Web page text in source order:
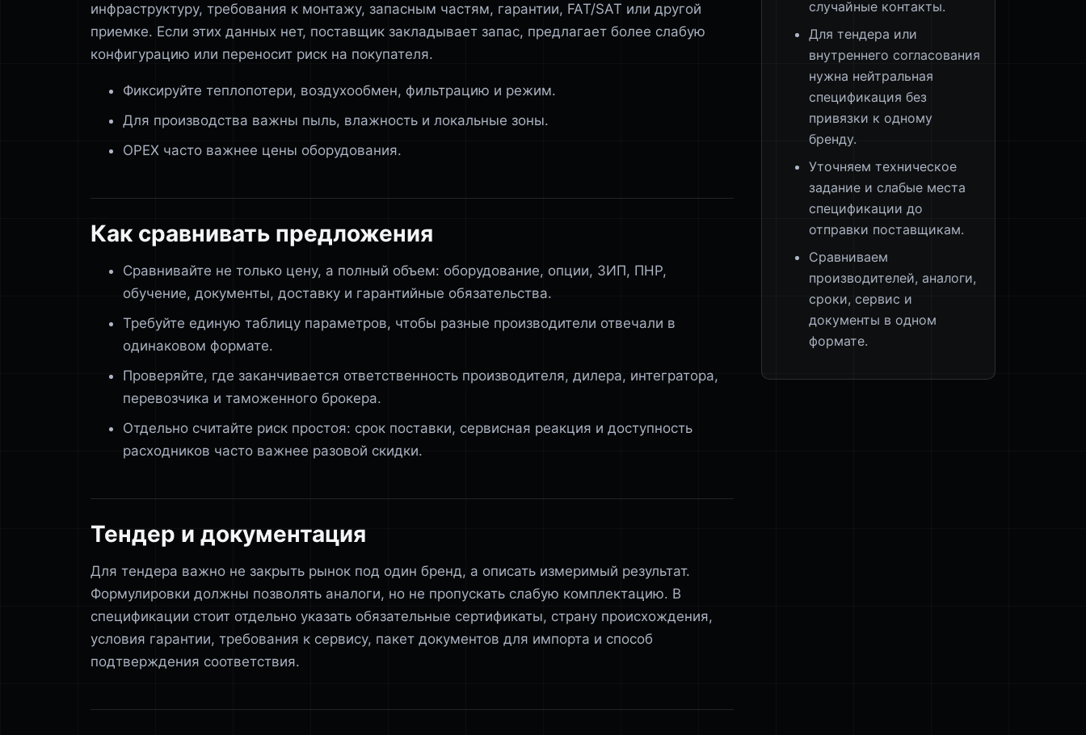
инфраструктуру, требования к монтажу, запасным частям, гарантии, FAT/SAT или другой
приемке. Если этих данных нет, поставщик закладывает запас, предлагает более слабую
конфигурацию или переносит риск на покупателя.
Фиксируйте теплопотери, воздухообмен, фильтрацию и режим.
Для производства важны пыль, влажность и локальные зоны.
OPEX часто важнее цены оборудования.
Как сравнивать предложения
Сравнивайте не только цену, а полный объем: оборудование, опции, ЗИП, ПНР,
обучение, документы, доставку и гарантийные обязательства.
Требуйте единую таблицу параметров, чтобы разные производители отвечали в
одинаковом формате.
Проверяйте, где заканчивается ответственность производителя, дилера, интегратора,
перевозчика и таможенного брокера.
Отдельно считайте риск простоя: срок поставки, сервисная реакция и доступность
расходников часто важнее разовой скидки.
Тендер и документация
Для тендера важно не закрыть рынок под один бренд, а описать измеримый результат.
Формулировки должны позволять аналоги, но не пропускать слабую комплектацию. В
спецификации стоит отдельно указать обязательные сертификаты, страну происхождения,
условия гарантии, требования к сервису, пакет документов для импорта и способ
подтверждения соответствия.
случайные контакты.
Для тендера или
внутреннего согласования
нужна нейтральная
спецификация без
привязки к одному
бренду.
Уточняем техническое
задание и слабые места
спецификации до
отправки поставщикам.
Сравниваем
производителей, аналоги,
сроки, сервис и
документы в одном
формате.